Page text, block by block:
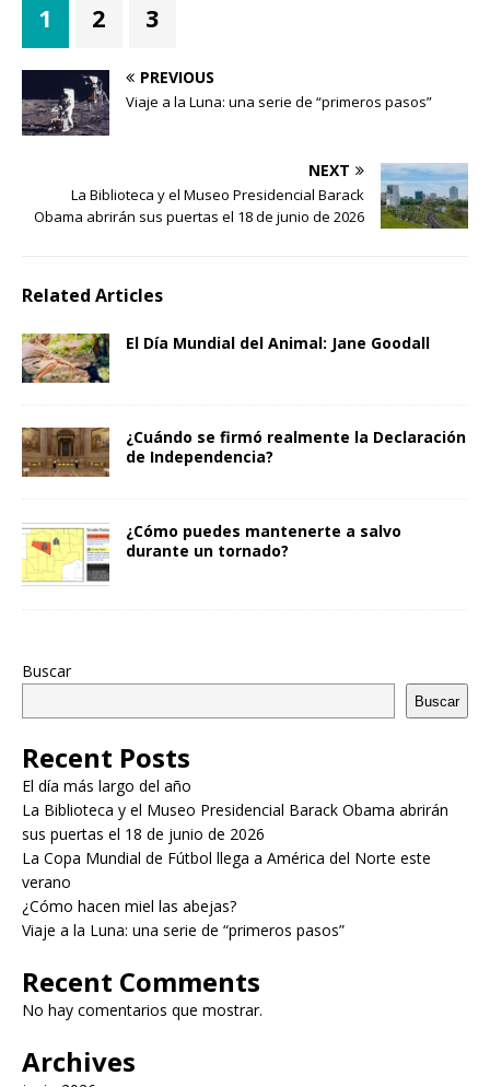
1 2 3
PREVIOUS
Viaje a la Luna: una serie de “primeros pasos”
NEXT
La Biblioteca y el Museo Presidencial Barack
Obama abrirán sus puertas el 18 de junio de 2026
Related Articles
El Día Mundial del Animal: Jane Goodall
¿Cuándo se firmó realmente la Declaración
de Independencia?
¿Cómo puedes mantenerte a salvo
durante un tornado?
Buscar
Buscar
Recent Posts
El día más largo del año
La Biblioteca y el Museo Presidencial Barack Obama abrirán
sus puertas el 18 de junio de 2026
La Copa Mundial de Fútbol llega a América del Norte este
verano
¿Cómo hacen miel las abejas?
Viaje a la Luna: una serie de “primeros pasos”
Recent Comments
No hay comentarios que mostrar.
Archives